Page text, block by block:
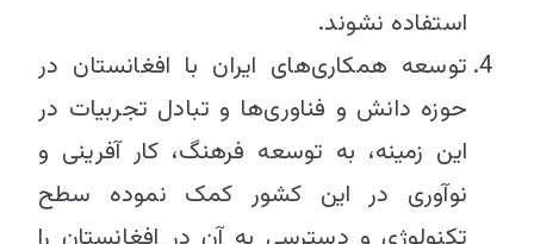
استفاده نشوند.
توسعه همکاری‌های ایران با افغانستان در
حوزه دانش و فناوری‌ها و تبادل تجربیات در
این زمینه، به توسعه فرهنگ، کار آفرینی و
نوآوری در این کشور کمک نموده سطح